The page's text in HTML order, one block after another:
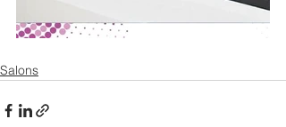
Salons